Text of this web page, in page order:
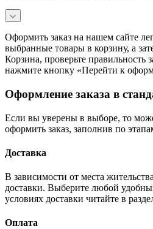
Оформить заказ на нашем сайте
выбранные товары в корзину, а
Корзина, проверьте правильность
нажмите кнопку «Перейти к
Оформление заказа в
Если вы уверены в выборе, то
оформить заказ, заполнив по
Доставка
В зависимости от места
доставки. Выберите любой
условиях доставки читайте в
Оплата